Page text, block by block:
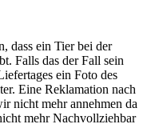
dass ein Tier bei der
Falls das der Fall sein
ein Foto des
Eine Reklamation nach
nicht mehr annehmen da
mehr Nachvollziehbar